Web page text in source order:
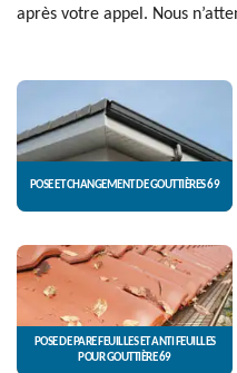
après votre appel. Nous
POSE ET CHANGEMENT DE GOUTTIÈRES 69
POSE DE PARE FEUILLES ET ANTI FEUILLES
POUR GOUTTIÈRE 69